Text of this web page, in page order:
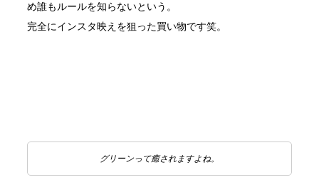
め誰もルールを知らないという。
完全にインスタ映えを狙った買い物です笑。
グリーンって癒されますよね。